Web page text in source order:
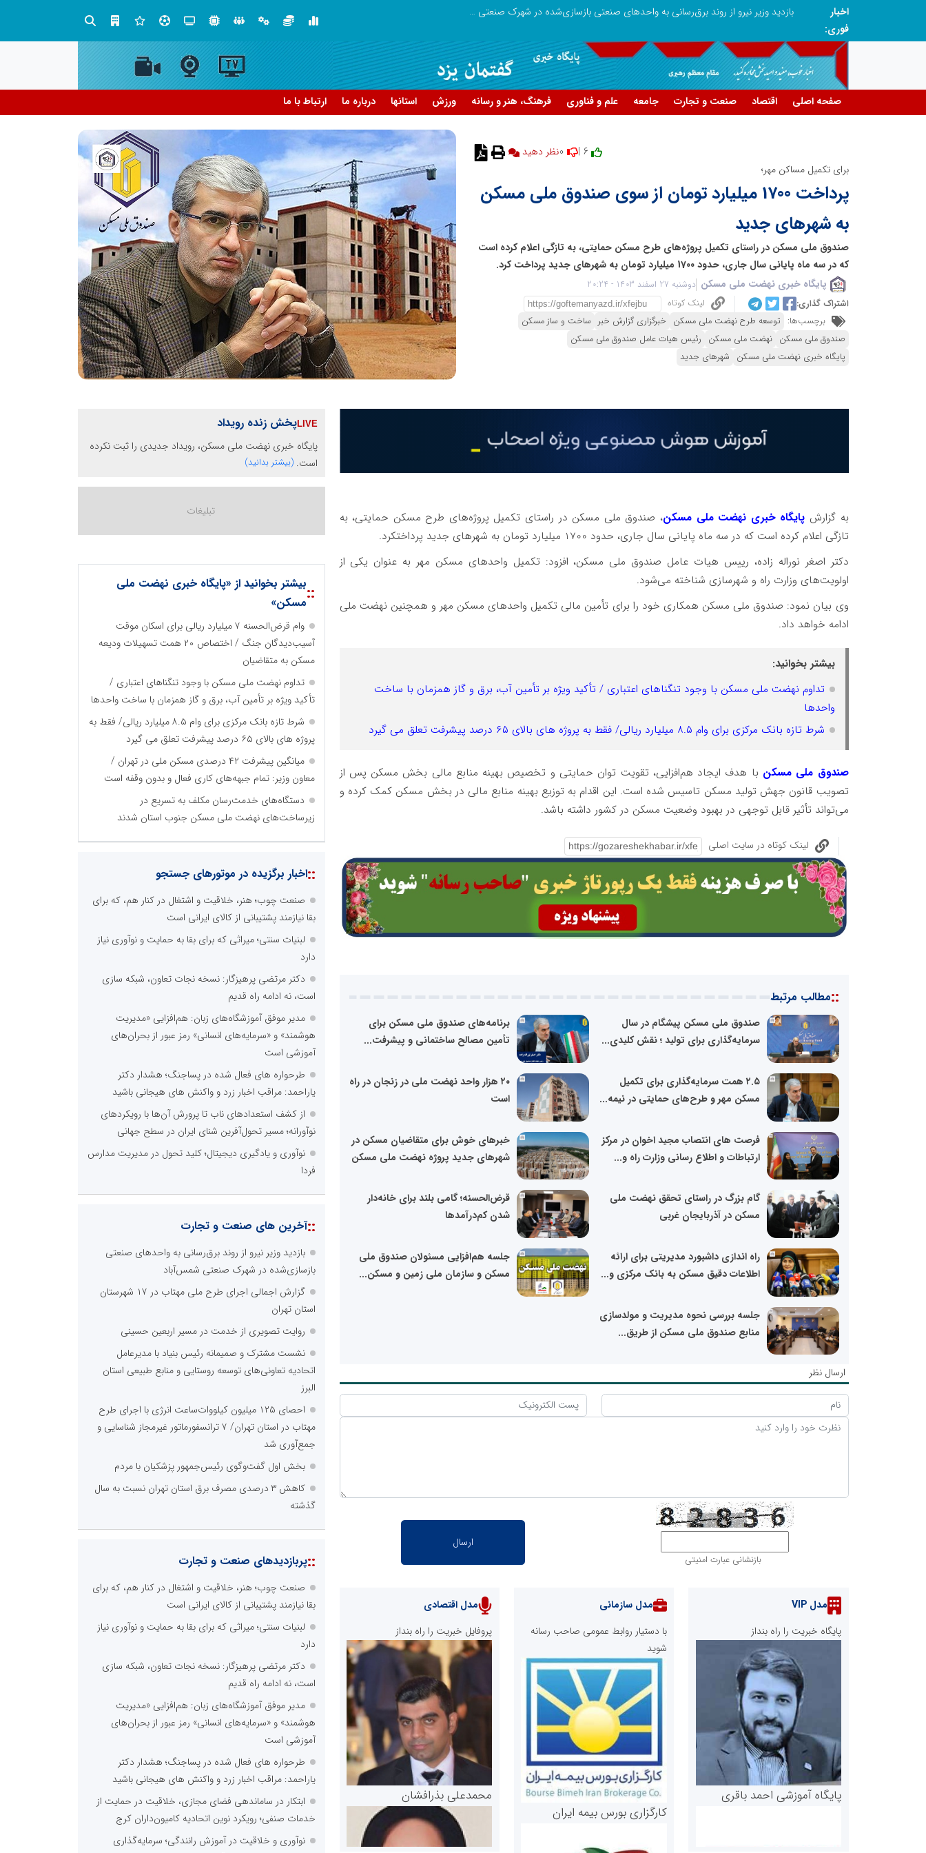
اخبار
فوری:
بازدید وزیر نیرو از روند برق‌رسانی به واحدهای صنعتی بازسازی‌شده در شهرک صنعتی شمس‌آباد
صفحه اصلی اقتصاد صنعت و تجارت جامعه علم و فناوری فرهنگ، هنر و رسانه ورزش استانها درباره ما ارتباط با ما
نظر دهید
برای تکمیل مساکن مهر؛
پرداخت 1700 میلیارد تومان از سوی صندوق ملی مسکن
به شهرهای جدید
صندوق ملی مسکن در راستای تکمیل پروژه‌های طرح مسکن حمایتی، به تازگی اعلام کرده است
که در سه ماه پایانی سال جاری، حدود 1700 میلیارد تومان به شهرهای جدید پرداخت کرد.
پایگاه خبری نهضت ملی مسکن دوشنبه 27 اسفند 1403 - 20:24
اشتراک گذاری:
لینک کوتاه
برچسب‌ها: توسعه طرح نهضت ملی مسکن خبرگزاری گزارش خبر ساخت و ساز مسکن
صندوق ملی مسکن نهضت ملی مسکن رئیس هیات عامل صندوق ملی مسکن
پایگاه خبری نهضت ملی مسکن شهرهای جدید
به گزارش پایگاه خبری نهضت ملی مسکن، صندوق ملی مسکن در راستای تکمیل پروژه‌های طرح مسکن حمایتی، به
تازگی اعلام کرده است که در سه ماه پایانی سال جاری، حدود 1700 میلیارد تومان به شهرهای جدید پرداختکرد.
دکتر اصغر نوراله زاده، رییس هیات عامل صندوق ملی مسکن، افزود: تکمیل واحدهای مسکن مهر به عنوان یکی از
اولویت‌های وزارت راه و شهرسازی شناخته می‌شود.
وی بیان نمود: صندوق ملی مسکن همکاری خود را برای تأمین مالی تکمیل واحدهای مسکن مهر و همچنین نهضت ملی
ادامه خواهد داد.
بیشتر بخوانید:
تداوم نهضت ملی مسکن با وجود تنگناهای اعتباری / تأکید ویژه بر تأمین آب، برق و گاز همزمان با ساخت
واحدها
شرط تازه بانک مرکزی برای وام ۸.۵ میلیارد ریالی/ فقط به پروژه های بالای ۶۵ درصد پیشرفت تعلق می گیرد
صندوق ملی مسکن با هدف ایجاد هم‌افزایی، تقویت توان حمایتی و تخصیص بهینه منابع مالی بخش مسکن پس از
تصویب قانون جهش تولید مسکن تاسیس شده است. این اقدام به توزیع بهینه منابع مالی در بخش مسکن کمک کرده و
می‌تواند تأثیر قابل توجهی در بهبود وضعیت مسکن در کشور داشته باشد.
لینک کوتاه در سایت اصلی
::مطالب مرتبط
صندوق ملی مسکن پیشگام در سال
سرمایه‌گذاری برای تولید ؛ نقش کلیدی...
برنامه‌های صندوق ملی مسکن برای
تأمین مصالح ساختمانی و پیشرفت...
۲.۵ همت سرمایه‌گذاری برای تکمیل
مسکن مهر و طرح‌های حمایتی در نیمه...
۲۰ هزار واحد نهضت ملی در زنجان در راه
است
فرصت های انتصاب مجید اخوان در مرکز
ارتباطات و اطلاع رسانی وزارت راه و...
خبرهای خوش برای متقاضیان مسکن در
شهرهای جدید پروژه نهضت ملی مسکن
گام بزرگ در راستای تحقق نهضت ملی
مسکن در آذربایجان غربی
قرض‌الحسنه؛ گامی بلند برای خانه‌دار
شدن کم‌درآمدها
راه اندازی داشبورد مدیریتی برای ارائه
اطلاعات دقیق مسکن به بانک مرکزی و...
جلسه هم‌افزایی مسئولان صندوق ملی
مسکن و سازمان ملی زمین و مسکن...
جلسه بررسی نحوه مدیریت و مولدسازی
منابع صندوق ملی مسکن از طریق...
ارسال نظر
بازنشانی عبارت امنیتی
مدل VIP
پایگاه خبریت را راه بنداز
پایگاه آموزشی احمد باقری
مدل سازمانی
با دستیار روابط عمومی صاحب رسانه
شوید
کارگزاری بورس بیمه ایران
مدل اقتصادی
پروفایل خبریت را راه بنداز
محمدعلی بذرافشان
پخش زنده رویداد
پایگاه خبری نهضت ملی مسکن، رویداد جدیدی را ثبت نکرده
است. (بیشتر بدانید)
::بیشتر بخوانید از «پایگاه خبری نهضت ملی
مسکن»
وام قرض‌الحسنه ۷ میلیارد ریالی برای اسکان موقت
آسیب‌دیدگان جنگ / اختصاص ۲۰ همت تسهیلات ودیعه
مسکن به متقاضیان
تداوم نهضت ملی مسکن با وجود تنگناهای اعتباری /
تأکید ویژه بر تأمین آب، برق و گاز همزمان با ساخت واحدها
شرط تازه بانک مرکزی برای وام ۸.۵ میلیارد ریالی/ فقط به
پروژه های بالای ۶۵ درصد پیشرفت تعلق می گیرد
میانگین پیشرفت ۴۲ درصدی مسکن ملی در تهران /
معاون وزیر: تمام جبهه‌های کاری فعال و بدون وقفه است
دستگاه‌های خدمت‌رسان مکلف به تسریع در
زیرساخت‌های نهضت ملی مسکن جنوب استان شدند
::اخبار برگزیده در موتورهای جستجو
صنعت چوب؛ هنر، خلاقیت و اشتغال در کنار هم، که برای
بقا نیازمند پشتیبانی از کالای ایرانی است
لبنیات سنتی؛ میراثی که برای بقا به حمایت و نوآوری نیاز
دارد
دکتر مرتضی پرهیزگار: نسخه نجات تعاون، شبکه سازی
است، نه ادامه راه قدیم
مدیر موفق آموزشگاه‌های زبان: هم‌افزایی «مدیریت
هوشمند» و «سرمایه‌های انسانی» رمز عبور از بحران‌های
آموزشی است
طرحواره های فعال شده در پساجنگ؛ هشدار دکتر
یاراحمد: مراقب اخبار زرد و واکنش های هیجانی باشید
از کشف استعدادهای ناب تا پرورش آن‌ها با رویکردهای
نوآورانه؛ مسیر تحول‌آفرین شنای ایران در سطح جهانی
نوآوری و یادگیری دیجیتال؛ کلید تحول در مدیریت مدارس
فردا
::آخرین های صنعت و تجارت
بازدید وزیر نیرو از روند برق‌رسانی به واحدهای صنعتی
بازسازی‌شده در شهرک صنعتی شمس‌آباد
گزارش اجمالی اجرای طرح ملی مهتاب در ۱۷ شهرستان
استان تهران
روایت تصویری از خدمت در مسیر اربعین حسینی
نشست مشترک و صمیمانه رئیس بنیاد با مدیرعامل
اتحادیه تعاونی‌های توسعه روستایی و منابع طبیعی استان
البرز
احصای ۱۲۵ میلیون کیلووات‌ساعت انرژی با اجرای طرح
مهتاب در استان تهران/ ۷ ترانسفورماتور غیرمجاز شناسایی و
جمع‌آوری شد
بخش اول گفت‌وگوی رئیس‌جمهور پزشکیان با مردم
کاهش ۳ درصدی مصرف برق استان تهران نسبت به سال
گذشته
::پربازدیدهای صنعت و تجارت
صنعت چوب؛ هنر، خلاقیت و اشتغال در کنار هم، که برای
بقا نیازمند پشتیبانی از کالای ایرانی است
لبنیات سنتی؛ میراثی که برای بقا به حمایت و نوآوری نیاز
دارد
دکتر مرتضی پرهیزگار: نسخه نجات تعاون، شبکه سازی
است، نه ادامه راه قدیم
مدیر موفق آموزشگاه‌های زبان: هم‌افزایی «مدیریت
هوشمند» و «سرمایه‌های انسانی» رمز عبور از بحران‌های
آموزشی است
طرحواره های فعال شده در پساجنگ؛ هشدار دکتر
یاراحمد: مراقب اخبار زرد و واکنش های هیجانی باشید
ابتکار در ساماندهی فضای مجازی، خلاقیت در حمایت از
خدمات صنفی؛ رویکرد نوین اتحادیه کامیون‌داران کرج
نوآوری و خلاقیت در آموزش رانندگی؛ سرمایه‌گذاری